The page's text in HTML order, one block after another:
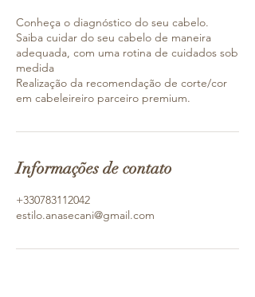
Conheça o diagnóstico do seu cabelo.
Saiba cuidar do seu cabelo de maneira
adequada, com uma rotina de cuidados sob
medida
Realização da recomendação de corte/cor
em cabeleireiro parceiro premium.
Informações de contato
+330783112042
estilo.anasecani@gmail.com